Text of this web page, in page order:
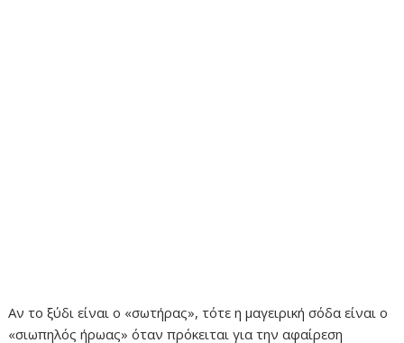
Αν το ξύδι είναι ο «σωτήρας», τότε η μαγειρική σόδα είναι ο
«σιωπηλός ήρωας» όταν πρόκειται για την αφαίρεση